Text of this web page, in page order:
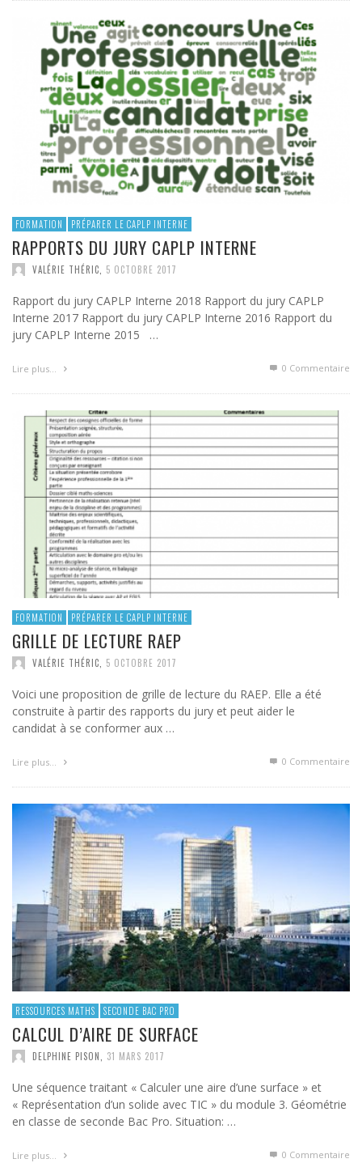
FORMATION PRÉPARER LE CAPLP INTERNE
RAPPORTS DU JURY CAPLP INTERNE
VALÉRIE THÉRIC 5 OCTOBRE 2017
Rapport du jury CAPLP Interne 2018 Rapport du jury CAPLP
Interne 2017 Rapport du jury CAPLP Interne 2016 Rapport du
jury CAPLP Interne 2015 …
Lire plus… 0 Commentaire
FORMATION PRÉPARER LE CAPLP INTERNE
GRILLE DE LECTURE RAEP
VALÉRIE THÉRIC 5 OCTOBRE 2017
Voici une proposition de grille de lecture du RAEP. Elle a été
construite à partir des rapports du jury et peut aider le
candidat à se conformer aux …
Lire plus… 0 Commentaire
RESSOURCES MATHS SECONDE BAC PRO
CALCUL D’AIRE DE SURFACE
DELPHINE PISON 31 MARS 2017
Une séquence traitant « Calculer une aire d’une surface » et
« Représentation d’un solide avec TIC » du module 3. Géométrie
en classe de seconde Bac Pro. Situation: …
Lire plus… 0 Commentaire